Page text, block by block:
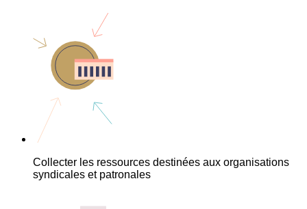
Collecter les ressources destinées aux organisations
syndicales et patronales